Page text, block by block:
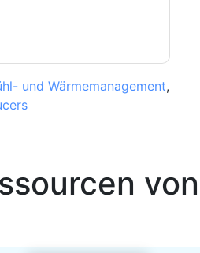
und Wärmemanagement,
von